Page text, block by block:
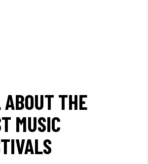
THE
MUSIC